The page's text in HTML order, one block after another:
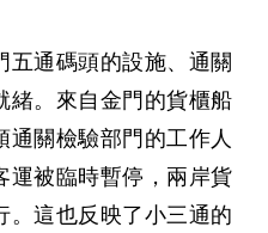
五通碼頭的設施、通關
緒。來自金門的貨櫃船
通關檢驗部門的工作人
運被臨時暫停，兩岸貨
。這也反映了小三通的